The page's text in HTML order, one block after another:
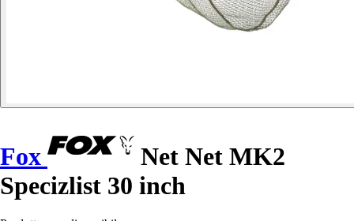
Fox
Net Net MK2
Specizlist 30 inch